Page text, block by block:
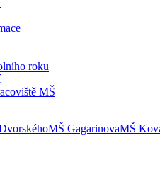
roku
MŠ
MŠ GagarinovaMŠ